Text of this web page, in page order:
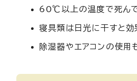
60℃以上の温度で死んで
寝具類は日光に干すと効
除湿器やエアコンの使用